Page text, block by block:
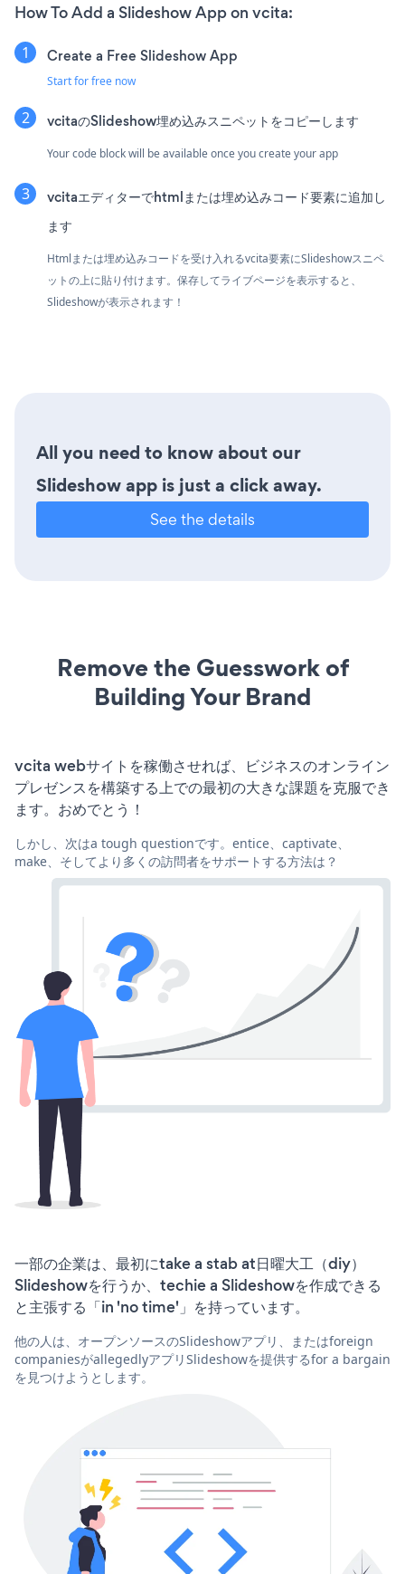
How To Add a Slideshow App on vcita:
Create a Free Slideshow App
Start for free now
vcitaのSlideshow埋め込みスニペットをコピーします
Your code block will be available once you create your app
vcitaエディターでhtmlまたは埋め込みコード要素に追加し
ます
Htmlまたは埋め込みコードを受け入れるvcita要素にSlideshowスニペ
ットの上に貼り付けます。保存してライブページを表示すると、
Slideshowが表示されます！
All you need to know about our
Slideshow app is just a click away.
See the details
Remove the Guesswork of
Building Your Brand
vcita webサイトを稼働させれば、ビジネスのオンライン
プレゼンスを構築する上での最初の大きな課題を克服でき
ます。おめでとう！
しかし、次はa tough questionです。entice、captivate、
make、そしてより多くの訪問者をサポートする方法は？
一部の企業は、最初にtake a stab at日曜大工（diy）
Slideshowを行うか、techie a Slideshowを作成できる
と主張する「in 'no time'」を持っています。
他の人は、オープンソースのSlideshowアプリ、またはforeign
companiesがallegedlyアプリSlideshowを提供するfor a bargain
を見つけようとします。